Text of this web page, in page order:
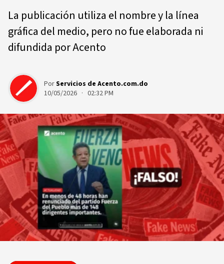
La publicación utiliza el nombre y la línea
gráfica del medio, pero no fue elaborada ni
difundida por Acento
PorServicios de Acento.com.do
10/05/2026 · 02:32 PM